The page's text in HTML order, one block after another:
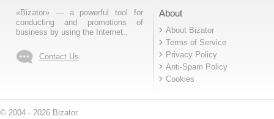
«Bizator» — a powerful tool for
conducting and promotions of
business by using the Internet..
Contact Us
About
About Bizator
Terms of Service
Privacy Policy
Anti-Spam Policy
Cookies
© 2004 - 2026 Bizator